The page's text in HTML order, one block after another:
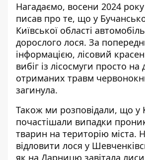
Нагадаємо, восени 2024
писав про те, що у
Київської області
дорослого лося. За
інформацією, лісовий
вибіг із лісосмуги просто на
отриманих травм
загинула.
Також ми розповідали, що у
почастішали випадки
тварин на територію міста.
відловити лося у
як на Дарницю завітала